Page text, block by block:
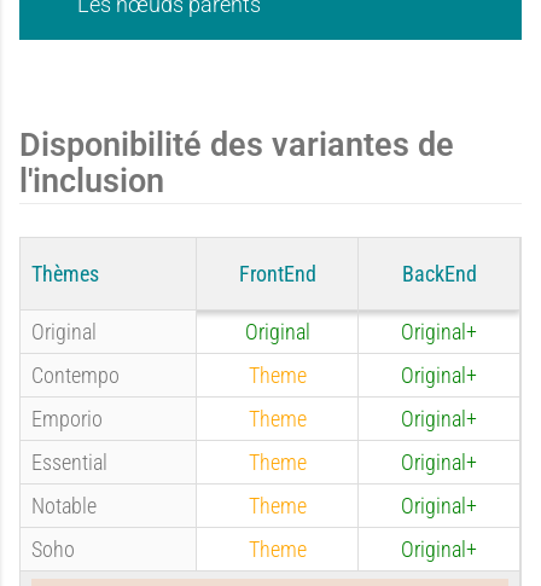
s
a
g
s
a
g
d
'
u
s
a
d
'
u
s
a
Disponibilité des variantes de
l'inclusion
Thèmes FrontEnd BackEnd
Original Original
Original+
Contempo
Theme
Original+
Emporio
Theme
Original+
Essential
Theme
Original+
Notable
Theme
Original+
Soho
Theme Original+